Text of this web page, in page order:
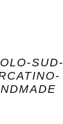
SUD-